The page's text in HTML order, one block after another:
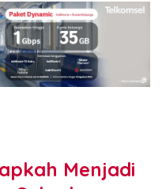
Menjadi